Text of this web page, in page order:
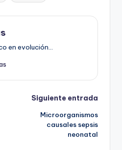
en evolución...
Siguiente entrada
Microorganismos
causales sepsis
neonatal